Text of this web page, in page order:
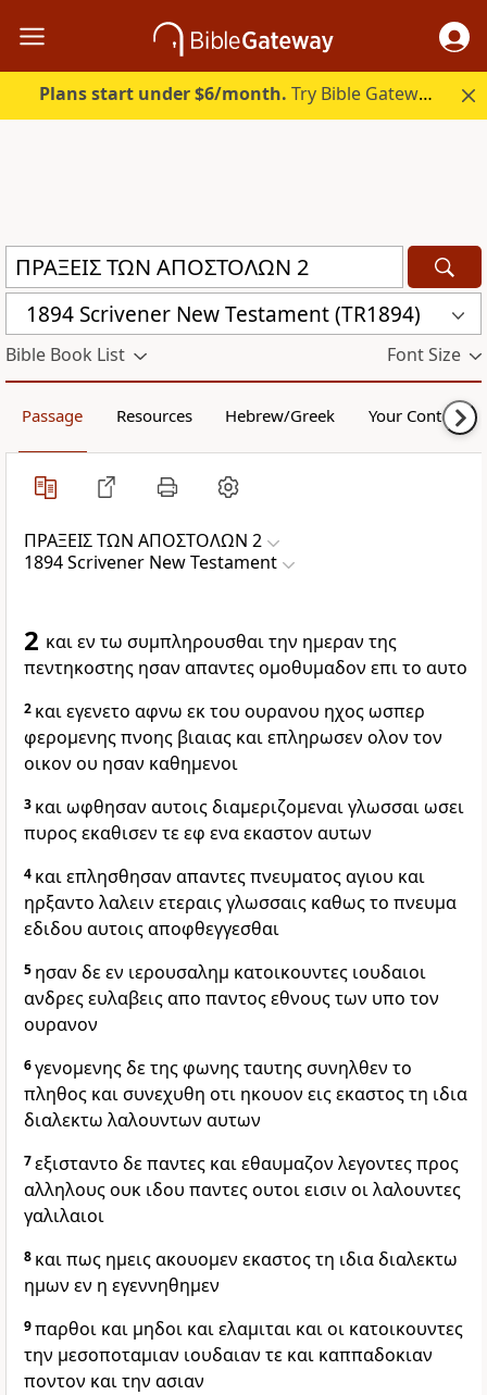
Plans start under $6/month. Try Bible Gateway Plus.
1894 Scrivener New Testament (TR1894)
Bible Book List Font Size
Passage Resources Hebrew/Greek Your Content
ΠΡΑΞΕΙΣ ΤΩΝ ΑΠΟΣΤΟΛΩΝ 2
1894 Scrivener New Testament
2 και εν τω συμπληρουσθαι την ημεραν της
πεντηκοστης ησαν απαντες ομοθυμαδον επι το αυτο
2 και εγενετο αφνω εκ του ουρανου ηχος ωσπερ
φερομενης πνοης βιαιας και επληρωσεν ολον τον
οικον ου ησαν καθημενοι
3 και ωφθησαν αυτοις διαμεριζομεναι γλωσσαι ωσει
πυρος εκαθισεν τε εφ ενα εκαστον αυτων
4 και επλησθησαν απαντες πνευματος αγιου και
ηρξαντο λαλειν ετεραις γλωσσαις καθως το πνευμα
εδιδου αυτοις αποφθεγγεσθαι
5 ησαν δε εν ιερουσαλημ κατοικουντες ιουδαιοι
ανδρες ευλαβεις απο παντος εθνους των υπο τον
ουρανον
6γενομενης δε της φωνης ταυτης συνηλθεν το
πληθος και συνεχυθη οτι ηκουον εις εκαστος τη ιδια
διαλεκτω λαλουντων αυτων
7εξισταντο δε παντες και εθαυμαζον λεγοντες προς
αλληλους ουκ ιδου παντες ουτοι εισιν οι λαλουντες
γαλιλαιοι
8 και πως ημεις ακουομεν εκαστος τη ιδια διαλεκτω
ημων εν η εγεννηθημεν
9παρθοι και μηδοι και ελαμιται και οι κατοικουντες
την μεσοποταμιαν ιουδαιαν τε και καππαδοκιαν
ποντον και την ασιαν